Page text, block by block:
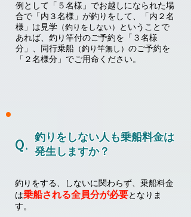
例として「５名様」でお越しになられた場
合で「内３名様」が釣りをして、「内２名
様」は見学 （釣りをしない）
ということで
あれば、釣り竿付のご予約を「３名様
分」、同行乗船 （釣り竿無し） のご予約を
「２名様分」でご用命ください。
Ｑ. 釣りをしない人も乗船料金は
発生しますか？
釣りをする、しないに関わらず、乗船料金
は乗船される全員分が必要となりま
す。